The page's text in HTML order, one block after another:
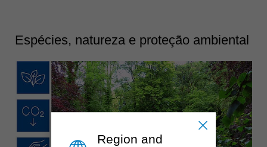
Espécies, natureza e proteção ambiental
Region and